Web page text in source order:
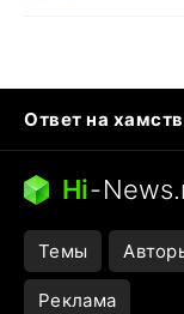
Ответ на
Бензин 100 vs 95
Следующая
Hi-
Темы
Реклама